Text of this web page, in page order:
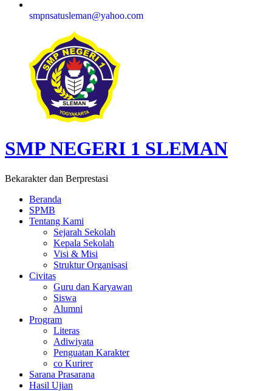
smpnsatusleman@yahoo.com
SMP NEGERI 1 SLEMAN
Bekarakter dan Berprestasi
Beranda
SPMB
Tentang Kami
Sejarah Sekolah
Kepala Sekolah
Visi & Misi
Struktur Organisasi
Civitas
Guru dan Karyawan
Siswa
Alumni
Program
Literas
Adiwiyata
Penguatan Karakter
co Kurirer
Sarana Prasarana
Hasil Ujian